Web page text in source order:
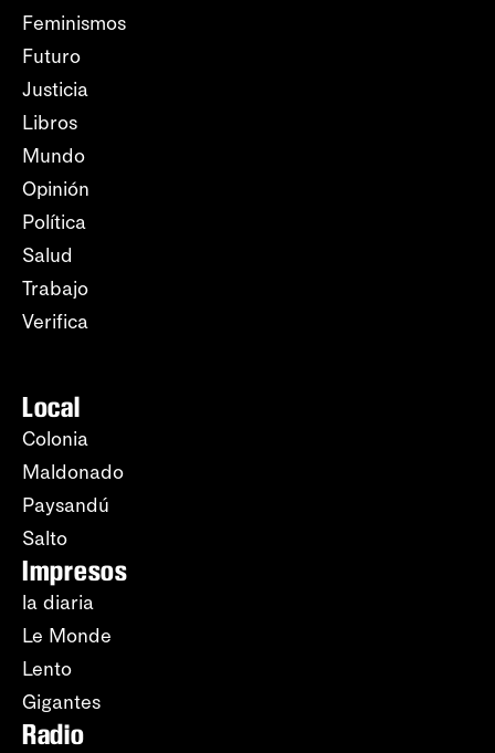
Feminismos
Futuro
Justicia
Libros
Mundo
Opinión
Política
Salud
Trabajo
Verifica
Local
Colonia
Maldonado
Paysandú
Salto
Impresos
la diaria
Le Monde
Lento
Gigantes
Radio